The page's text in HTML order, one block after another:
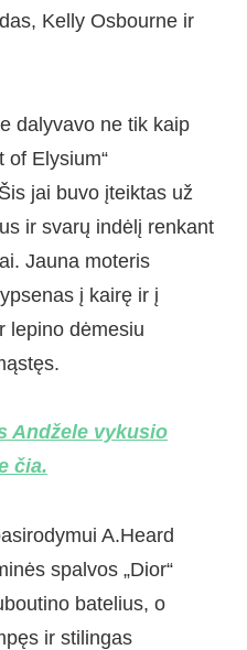
Kelly Osbourne ir
dalyvavo ne tik kaip
of Elysium“
jai buvo įteiktas už
ir svarų indėlį renkant
Jauna moteris
į kairę ir į
lepino dėmesiu
Andžele vykusio
čia.
A.Heard
spalvos „Dior“
batelius, o
ir stilingas